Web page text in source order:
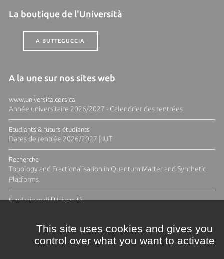
La boutique de l'Università
A BUTTEGUCCIA
A la une sur nos sites web
www.universita.corsica
Année universitaire 2026/2027 - Calendrier des rentrées
Etudiants & futurs étudiants
Dates de rentrée 2026/2027 | IUT
Recherche
Topology and Fractionalisation in Quantum Matter and Synthetic
Platforms
Fundazione di l'Università
This site uses cookies and gives you
control over what you want to activate